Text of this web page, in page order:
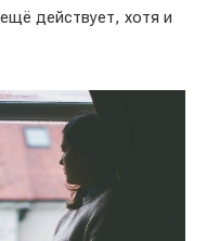
действует, хотя и